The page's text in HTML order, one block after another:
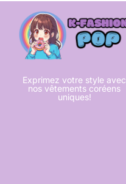
Exprimez votre style avec
nos vêtements coréens
uniques!